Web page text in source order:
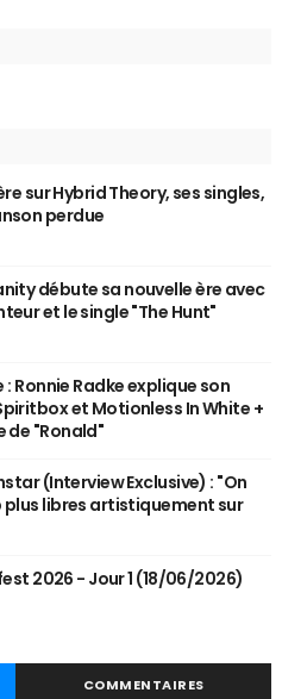
sur Hybrid Theory, ses singles,
perdue
débute sa nouvelle ère avec
et le single "The Hunt"
: Ronnie Radke explique son
et Motionless In White +
de "Ronald"
(Interview Exclusive) : "On
libres artistiquement sur
2026 - Jour 1 (18/06/2026)
COMMENTAIRES